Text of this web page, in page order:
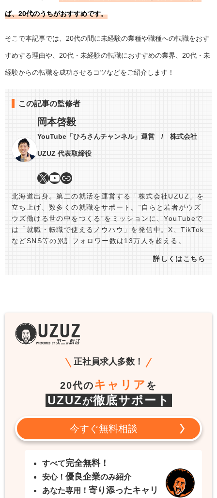
ば、20代のうちがおすすめです。
そこで本記事では、20代の間に未経験の業種や職種への転職をおす
すめする理由や、20代・未経験の転職におすすめの業界、20代・未
経験からの転職を成功させるコツなどをご紹介します！
この記事の監修者
岡本啓毅
YouTube「ひろさんチャンネル」運営 / 株式会社
UZUZ 代表取締役
北海道出身。第二の就活を運営する「株式会社UZUZ」を
立ち上げ、数多くの就職をサポート。“自らと若者がウズ
ウズ働ける世の中をつくる”をミッションに、YouTubeで
は「就職・転職で使えるノウハウ」を発信中。X、TikTok
などSNS等の累計フォロワー数は13万人を超える。
詳しくはこちら
正社員求人多数！
20代のキャリア を
UZUZが徹底サポート
今すぐ無料相談
すべて完全無料！
安心！ 優良企業のみ紹介
あなた専用！ 寄り添ったキャリ